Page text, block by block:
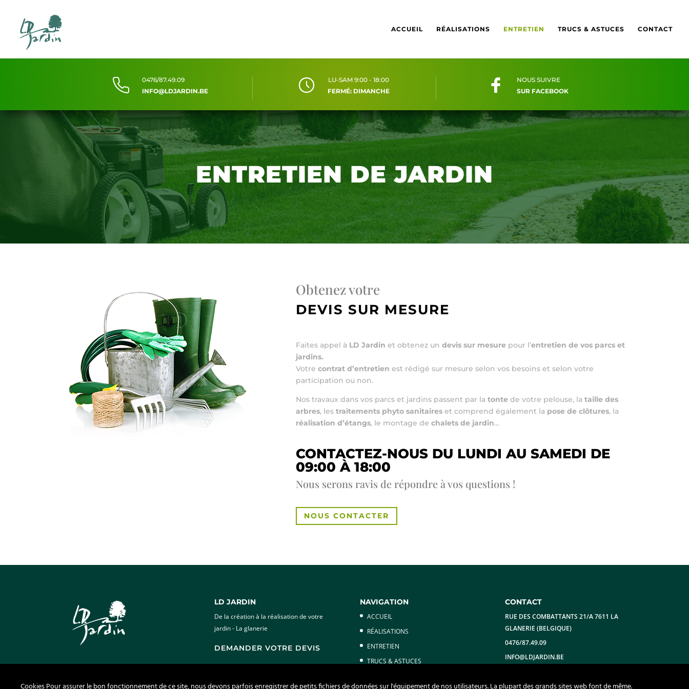
ACCUEIL RÉALISATIONS ENTRETIEN TRUCS & ASTUCES CONTACT
0476/87.49.09
INFO@LDJARDIN.BE
LU-SAM 9:00 - 18:00
FERMÉ: DIMANCHE
NOUS SUIVRE
SUR FACEBOOK
ENTRETIEN DE JARDIN
Obtenez votre
DEVIS SUR MESURE
Faites appel à LD Jardin et obtenez un devis sur mesurepour l’entretien de vos parcs et
jardins.
Votre contrat d’entretien est rédigé sur mesure selon vos besoins et selon votre
participation ou non.
Nos travaux dans vos parcs et jardins passent par la tontede votre pelouse, la taille des
arbres, lestraitements phyto sanitaireset comprend également la pose de clôtures, la
réalisation d’étangs, le montage de chalets de jardin…
CONTACTEZ-NOUS DU LUNDI AU SAMEDI DE
09:00 À 18:00
Nous serons ravis de répondre à vos questions !
NOUS CONTACTER
LD JARDIN
De la création à la réalisation de votre
jardin - La glanerie
DEMANDER VOTRE DEVIS
NAVIGATION
ACCUEIL
RÉALISATIONS
ENTRETIEN
TRUCS & ASTUCES
CONTACT
RUE DES COMBATTANTS 21/A 7611 LA
GLANERIE (BELGIQUE)
0476/87.49.09
INFO@LDJARDIN.BE